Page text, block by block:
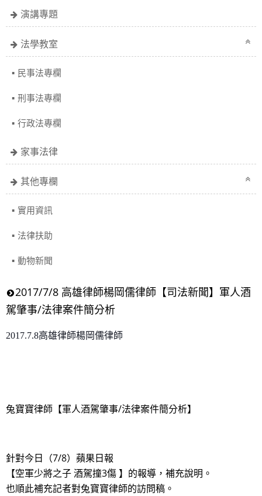
演講專題
法學教室
民事法專欄
刑事法專欄
行政法專欄
家事法律
其他專欄
實用資訊
法律扶助
動物新聞
2017/7/8 高雄律師楊岡儒律師【司法新聞】軍人酒
駕肇事/法律案件簡分析
2017.7.8高雄律師楊岡儒律師
兔寶寶律師【軍人酒駕肇事/法律案件簡分析】
針對今日（7/8）蘋果日報
【空軍少將之子 酒駕撞3傷 】的報導，補充說明。
也順此補充記者對兔寶寶律師的訪問稿。